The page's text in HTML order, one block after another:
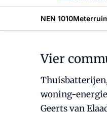
NEN 1010
Vier
woning-
Geerts van